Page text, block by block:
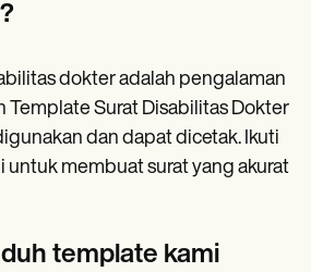
dokter adalah pengalaman
Template Surat Disabilitas Dokter
dan dapat dicetak. Ikuti
untuk membuat surat yang akurat
template kami